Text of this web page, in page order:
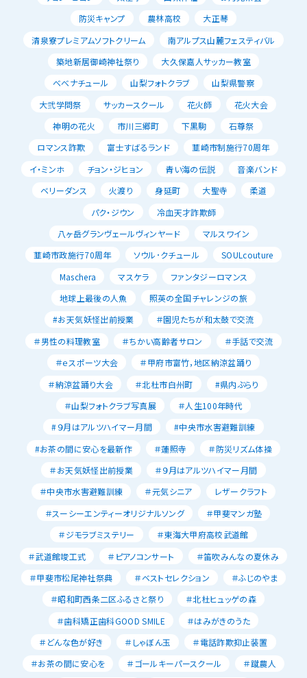
防災キャンプ
農林高校
大正琴
清泉寮プレミアムソフトクリーム
南アルプス山麓フェスティバル
築地新居御崎神社祭り
大久保嘉人サッカー教室
べべナチュール
山梨フォトクラブ
山梨県警察
大弐学問祭
サッカースクール 花火師
花火大会
神明の花火
市川三郷町 下黒駒
石尊祭
ロマンス詐欺
富士すばるランド
韮崎市制施行70周年
イ・ミンホ
チョン・ジヒョン 青い海の伝説
音楽バンド
ベリーダンス
火渡り 身延町 大聖寺
柔道
パク・ジウン
冷血天才詐欺師
八ヶ岳グランヴェールヴィンヤード
マルスワイン
韮崎市政施行70周年
ソウル･クチュール
SOULcouture
Maschera
マスケラ
ファンタジーロマンス
地球上最後の人魚
照英の全国チャレンジの旅
#お天気妖怪出前授業
＃園児たちが和太鼓で交流
＃男性の料理教室
＃ちかい高齢者サロン
＃手話で交流
＃ｅスポーツ大会
＃甲府市富竹，地区納涼盆踊り
＃納涼盆踊り大会
＃北杜市白州町
#県内ぶらり
＃山梨フォトクラブ写真展
＃人生100年時代
#９月はアルツハイマー月間
#中央市水害避難訓練
#お茶の間に安心を最新作
＃蓮照寺
＃防災リズム体操
＃お天気妖怪出前授業
＃９月はアルツハイマー月間
＃中央市水害避難訓練
＃元気シニア
レザークラフト
＃スーシーエンティーオリジナルソング
＃甲斐マンガ塾
＃ジモラブミステリー
＃東海大甲府高校武道館
＃武道館竣工式
＃ピアノコンサート
＃笛吹みんなの夏休み
＃甲斐市松尾神社祭典
＃ベストセレクション
＃ふじのやま
＃昭和町西条二区ふるさと祭り
＃北杜ヒュッゲの森
＃歯科矯正歯科GOOD SMILE
＃はみがきのうた
＃どんな色が好き
＃しゃぼん玉
＃電話詐欺抑止装置
＃お茶の間に安心を
＃ゴールキーパースクール
＃蹴農人